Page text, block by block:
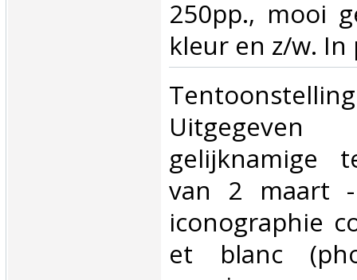
250pp., mooi
kleur en z/w.
gelijknamige
van 2 maart
iconographie
et blanc